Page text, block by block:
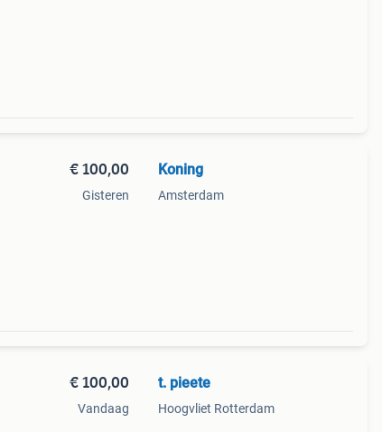
€ 100,00
Gisteren
Koning
Amsterdam
€ 100,00
Vandaag
t. pieete
Hoogvliet Rotterdam